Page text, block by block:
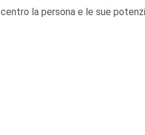
la persona e le sue